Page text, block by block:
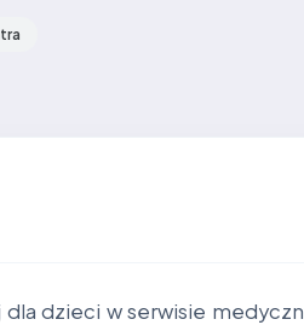
dzieci w serwisie